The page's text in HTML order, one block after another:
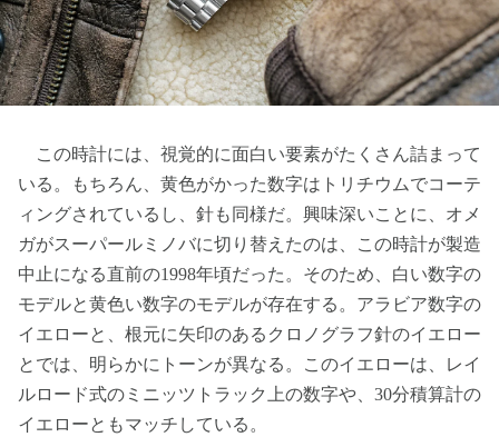
この時計には、視覚的に面白い要素がたくさん詰まって
いる。もちろん、黄色がかった数字はトリチウムでコーテ
ィングされているし、針も同様だ。興味深いことに、オメ
ガがスーパールミノバに切り替えたのは、この時計が製造
中止になる直前の1998年頃だった。そのため、白い数字の
モデルと黄色い数字のモデルが存在する。アラビア数字の
イエローと、根元に矢印のあるクロノグラフ針のイエロー
とでは、明らかにトーンが異なる。このイエローは、レイ
ルロード式のミニッツトラック上の数字や、30分積算計の
イエローともマッチしている。